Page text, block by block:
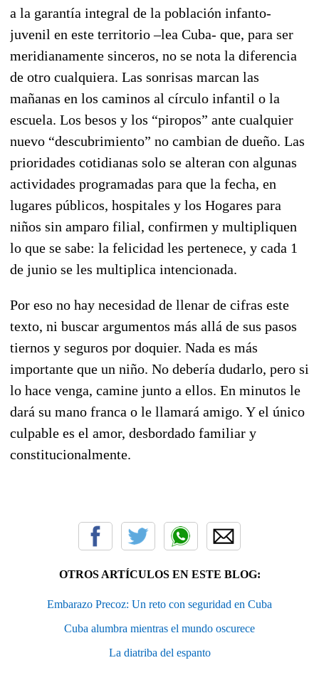
a la garantía integral de la población infanto-
juvenil en este territorio –lea Cuba- que, para ser
meridianamente sinceros, no se nota la diferencia
de otro cualquiera. Las sonrisas marcan las
mañanas en los caminos al círculo infantil o la
escuela. Los besos y los “piropos” ante cualquier
nuevo “descubrimiento” no cambian de dueño. Las
prioridades cotidianas solo se alteran con algunas
actividades programadas para que la fecha, en
lugares públicos, hospitales y los Hogares para
niños sin amparo filial, confirmen y multipliquen
lo que se sabe: la felicidad les pertenece, y cada 1
de junio se les multiplica intencionada.
Por eso no hay necesidad de llenar de cifras este
texto, ni buscar argumentos más allá de sus pasos
tiernos y seguros por doquier. Nada es más
importante que un niño. No debería dudarlo, pero si
lo hace venga, camine junto a ellos. En minutos le
dará su mano franca o le llamará amigo. Y el único
culpable es el amor, desbordado familiar y
constitucionalmente.
OTROS ARTÍCULOS EN ESTE BLOG:
Embarazo Precoz: Un reto con seguridad en Cuba
Cuba alumbra mientras el mundo oscurece
La diatriba del espanto